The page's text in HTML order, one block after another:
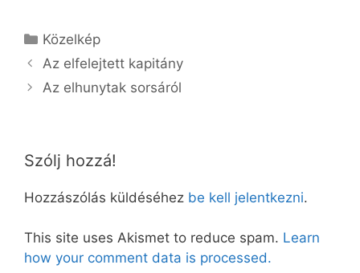
Kategória
Közelkép
Az elfelejtett kapitány
Az elhunytak sorsáról
Szólj hozzá!
Hozzászólás küldéséhez be kell jelentkezni.
This site uses Akismet to reduce spam. Learn
how your comment data is processed.